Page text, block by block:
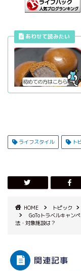
ライフスタイル ト
HOME トピック
GoToトラベルキャン
法・対象施設は？
関連記事